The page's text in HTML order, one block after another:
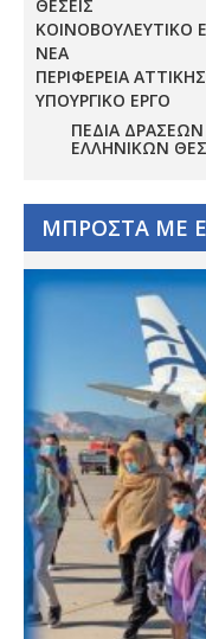
ΘΕΣΕΙΣ
ΚΟΙΝΟΒΟΥΛΕΥΤΙΚΟ
ΝΕΑ
ΠΕΡΙΦΕΡΕΙΑ ΑΤΤΙΚΗΣ
ΥΠΟΥΡΓΙΚΟ ΕΡΓΟ
ΠΕΔΊΑ
ΕΛΛΗΝΙΚΏΝ
ΜΠΡΟΣΤΑ ΜΕ